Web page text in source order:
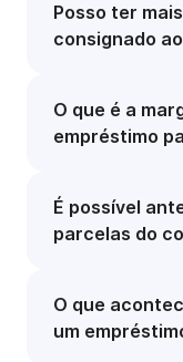
Posso ter
consignado
O que é a
empréstimo
É possível
parcelas do
O que
um